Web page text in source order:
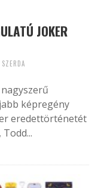
JOKER
képregény
eredettörténetét